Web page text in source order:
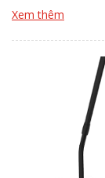
trường Việt Nam,
cao trải nghiệm
Xem thêm